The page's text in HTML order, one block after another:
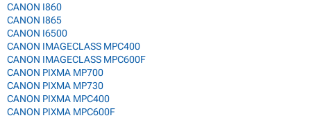
CANON I860
CANON I865
CANON I6500
CANON IMAGECLASS MPC400
CANON IMAGECLASS MPC600F
CANON PIXMA MP700
CANON PIXMA MP730
CANON PIXMA MPC400
CANON PIXMA MPC600F